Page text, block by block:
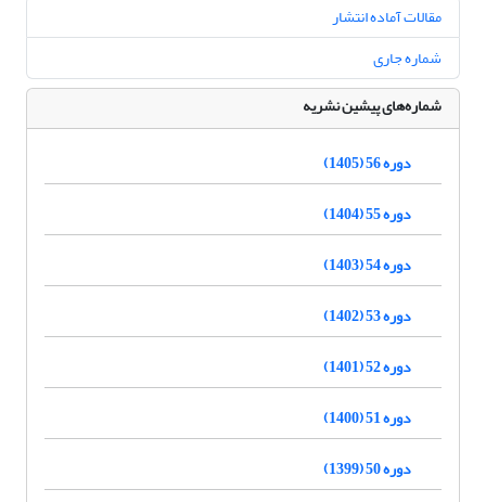
مقالات آماده انتشار
شماره جاری
شماره‌های پیشین نشریه
دوره 56 (1405)
دوره 55 (1404)
دوره 54 (1403)
دوره 53 (1402)
دوره 52 (1401)
دوره 51 (1400)
دوره 50 (1399)